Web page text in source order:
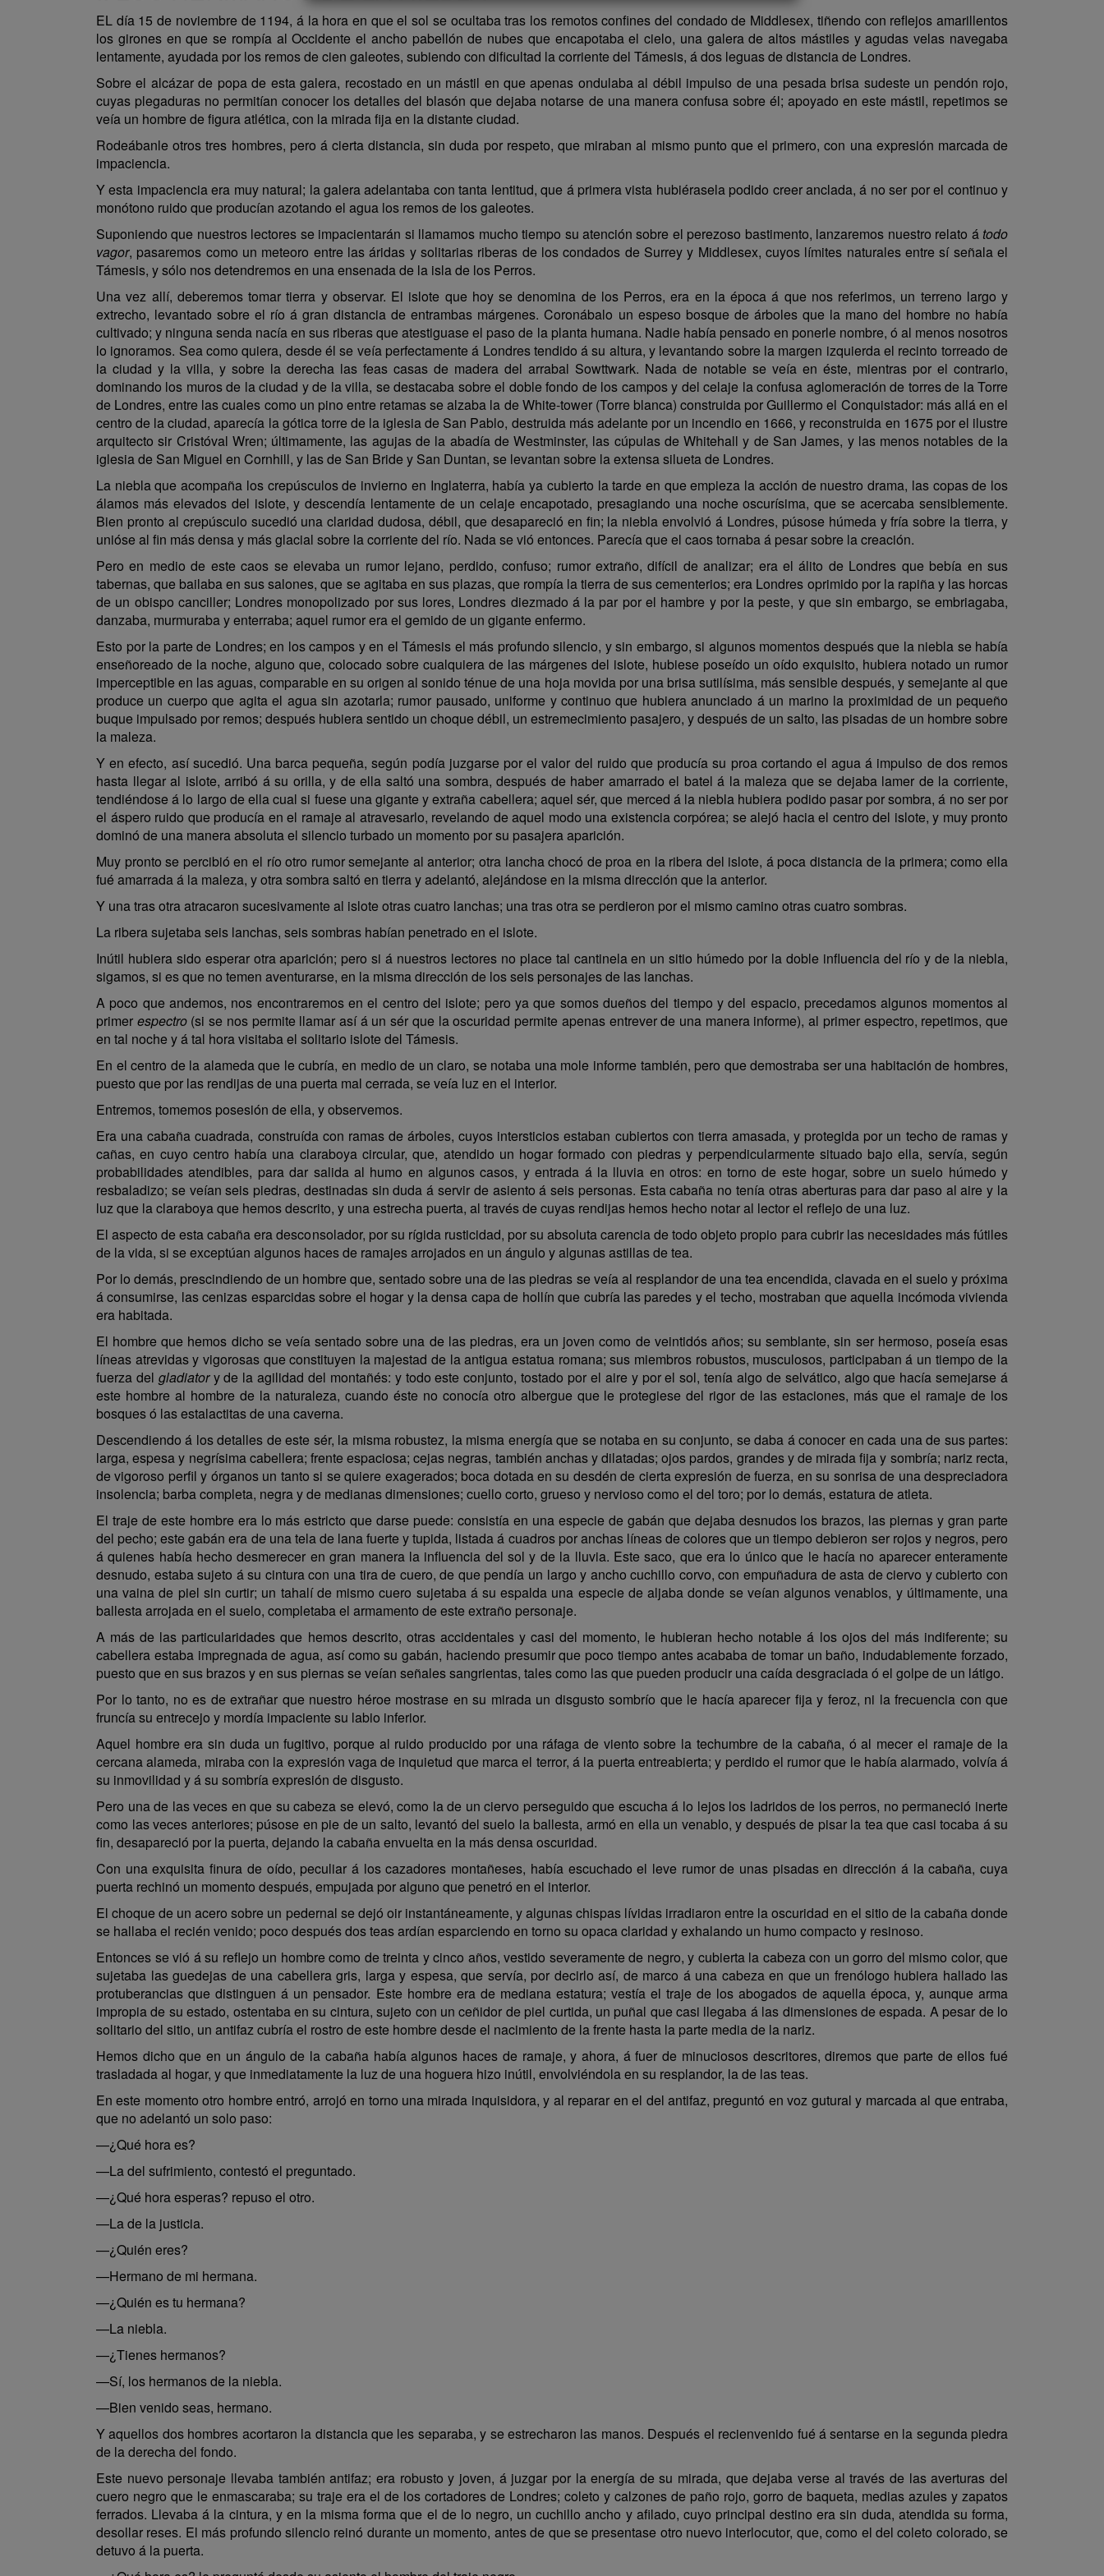
EL día 15 de noviembre de 1194, á la hora en que el sol se ocultaba tras los remotos confines del condado de Middlesex, tiñendo con reflejos amarillentos
los girones en que se rompía al Occidente el ancho pabellón de nubes que encapotaba el cielo, una galera de altos mástiles y agudas velas navegaba
lentamente, ayudada por los remos de cien galeotes, subiendo con dificultad la corriente del Támesis, á dos leguas de distancia de Londres.
Sobre el alcázar de popa de esta galera, recostado en un mástil en que apenas ondulaba al débil impulso de una pesada brisa sudeste un pendón rojo,
cuyas plegaduras no permitían conocer los detalles del blasón que dejaba notarse de una manera confusa sobre él; apoyado en este mástil, repetimos se
veía un hombre de figura atlética, con la mirada fija en la distante ciudad.
Rodeábanle otros tres hombres, pero á cierta distancia, sin duda por respeto, que miraban al mismo punto que el primero, con una expresión marcada de
impaciencia.
Y esta impaciencia era muy natural; la galera adelantaba con tanta lentitud, que á primera vista hubiérasela podido creer anclada, á no ser por el continuo y
monótono ruido que producían azotando el agua los remos de los galeotes.
Suponiendo que nuestros lectores se impacientarán si llamamos mucho tiempo su atención sobre el perezoso bastimento, lanzaremos nuestro relato á todo
vagor, pasaremos como un meteoro entre las áridas y solitarias riberas de los condados de Surrey y Middlesex, cuyos límites naturales entre sí señala el
Támesis, y sólo nos detendremos en una ensenada de la isla de los Perros.
Una vez allí, deberemos tomar tierra y observar. El islote que hoy se denomina de los Perros, era en la época á que nos referimos, un terreno largo y
extrecho, levantado sobre el río á gran distancia de entrambas márgenes. Coronábalo un espeso bosque de árboles que la mano del hombre no había
cultivado; y ninguna senda nacía en sus riberas que atestiguase el paso de la planta humana. Nadie había pensado en ponerle nombre, ó al menos nosotros
lo ignoramos. Sea como quiera, desde él se veía perfectamente á Londres tendido á su altura, y levantando sobre la margen izquierda el recinto torreado de
la ciudad y la villa, y sobre la derecha las feas casas de madera del arrabal Sowttwark. Nada de notable se veía en éste, mientras por el contrario,
dominando los muros de la ciudad y de la villa, se destacaba sobre el doble fondo de los campos y del celaje la confusa aglomeración de torres de la Torre
de Londres, entre las cuales como un pino entre retamas se alzaba la de White-tower (Torre blanca) construida por Guillermo el Conquistador: más allá en el
centro de la ciudad, aparecía la gótica torre de la iglesia de San Pablo, destruida más adelante por un incendio en 1666, y reconstruida en 1675 por el ilustre
arquitecto sir Cristóval Wren; últimamente, las agujas de la abadía de Westminster, las cúpulas de Whitehall y de San James, y las menos notables de la
iglesia de San Miguel en Cornhill, y las de San Bride y San Duntan, se levantan sobre la extensa silueta de Londres.
La niebla que acompaña los crepúsculos de invierno en Inglaterra, había ya cubierto la tarde en que empieza la acción de nuestro drama, las copas de los
álamos más elevados del islote, y descendía lentamente de un celaje encapotado, presagiando una noche oscurísima, que se acercaba sensiblemente.
Bien pronto al crepúsculo sucedió una claridad dudosa, débil, que desapareció en fin; la niebla envolvió á Londres, púsose húmeda y fría sobre la tierra, y
unióse al fin más densa y más glacial sobre la corriente del río. Nada se vió entonces. Parecía que el caos tornaba á pesar sobre la creación.
Pero en medio de este caos se elevaba un rumor lejano, perdido, confuso; rumor extraño, difícil de analizar; era el álito de Londres que bebía en sus
tabernas, que bailaba en sus salones, que se agitaba en sus plazas, que rompía la tierra de sus cementerios; era Londres oprimido por la rapiña y las horcas
de un obispo canciller; Londres monopolizado por sus lores, Londres diezmado á la par por el hambre y por la peste, y que sin embargo, se embriagaba,
danzaba, murmuraba y enterraba; aquel rumor era el gemido de un gigante enfermo.
Esto por la parte de Londres; en los campos y en el Támesis el más profundo silencio, y sin embargo, si algunos momentos después que la niebla se había
enseñoreado de la noche, alguno que, colocado sobre cualquiera de las márgenes del islote, hubiese poseído un oído exquisito, hubiera notado un rumor
imperceptible en las aguas, comparable en su origen al sonido ténue de una hoja movida por una brisa sutilísima, más sensible después, y semejante al que
produce un cuerpo que agita el agua sin azotarla; rumor pausado, uniforme y continuo que hubiera anunciado á un marino la proximidad de un pequeño
buque impulsado por remos; después hubiera sentido un choque débil, un estremecimiento pasajero, y después de un salto, las pisadas de un hombre sobre
la maleza.
Y en efecto, así sucedió. Una barca pequeña, según podía juzgarse por el valor del ruido que producía su proa cortando el agua á impulso de dos remos
hasta llegar al islote, arribó á su orilla, y de ella saltó una sombra, después de haber amarrado el batel á la maleza que se dejaba lamer de la corriente,
tendiéndose á lo largo de ella cual si fuese una gigante y extraña cabellera; aquel sér, que merced á la niebla hubiera podido pasar por sombra, á no ser por
el áspero ruido que producía en el ramaje al atravesarlo, revelando de aquel modo una existencia corpórea; se alejó hacia el centro del islote, y muy pronto
dominó de una manera absoluta el silencio turbado un momento por su pasajera aparición.
Muy pronto se percibió en el río otro rumor semejante al anterior; otra lancha chocó de proa en la ribera del islote, á poca distancia de la primera; como ella
fué amarrada á la maleza, y otra sombra saltó en tierra y adelantó, alejándose en la misma dirección que la anterior.
Y una tras otra atracaron sucesivamente al islote otras cuatro lanchas; una tras otra se perdieron por el mismo camino otras cuatro sombras.
La ribera sujetaba seis lanchas, seis sombras habían penetrado en el islote.
Inútil hubiera sido esperar otra aparición; pero si á nuestros lectores no place tal cantinela en un sitio húmedo por la doble influencia del río y de la niebla,
sigamos, si es que no temen aventurarse, en la misma dirección de los seis personajes de las lanchas.
A poco que andemos, nos encontraremos en el centro del islote; pero ya que somos dueños del tiempo y del espacio, precedamos algunos momentos al
primer espectro(si se nos permite llamar así á un sér que la oscuridad permite apenas entrever de una manera informe), al primer espectro, repetimos, que
en tal noche y á tal hora visitaba el solitario islote del Támesis.
En el centro de la alameda que le cubría, en medio de un claro, se notaba una mole informe también, pero que demostraba ser una habitación de hombres,
puesto que por las rendijas de una puerta mal cerrada, se veía luz en el interior.
Entremos, tomemos posesión de ella, y observemos.
Era una cabaña cuadrada, construída con ramas de árboles, cuyos intersticios estaban cubiertos con tierra amasada, y protegida por un techo de ramas y
cañas, en cuyo centro había una claraboya circular, que, atendido un hogar formado con piedras y perpendicularmente situado bajo ella, servía, según
probabilidades atendibles, para dar salida al humo en algunos casos, y entrada á la lluvia en otros: en torno de este hogar, sobre un suelo húmedo y
resbaladizo; se veían seis piedras, destinadas sin duda á servir de asiento á seis personas. Esta cabaña no tenía otras aberturas para dar paso al aire y la
luz que la claraboya que hemos descrito, y una estrecha puerta, al través de cuyas rendijas hemos hecho notar al lector el reflejo de una luz.
El aspecto de esta cabaña era desconsolador, por su rígida rusticidad, por su absoluta carencia de todo objeto propio para cubrir las necesidades más fútiles
de la vida, si se exceptúan algunos haces de ramajes arrojados en un ángulo y algunas astillas de tea.
Por lo demás, prescindiendo de un hombre que, sentado sobre una de las piedras se veía al resplandor de una tea encendida, clavada en el suelo y próxima
á consumirse, las cenizas esparcidas sobre el hogar y la densa capa de hollín que cubría las paredes y el techo, mostraban que aquella incómoda vivienda
era habitada.
El hombre que hemos dicho se veía sentado sobre una de las piedras, era un joven como de veintidós años; su semblante, sin ser hermoso, poseía esas
líneas atrevidas y vigorosas que constituyen la majestad de la antigua estatua romana; sus miembros robustos, musculosos, participaban á un tiempo de la
fuerza del gladiatory de la agilidad del montañés: y todo este conjunto, tostado por el aire y por el sol, tenía algo de selvático, algo que hacía semejarse á
este hombre al hombre de la naturaleza, cuando éste no conocía otro albergue que le protegiese del rigor de las estaciones, más que el ramaje de los
bosques ó las estalactitas de una caverna.
Descendiendo á los detalles de este sér, la misma robustez, la misma energía que se notaba en su conjunto, se daba á conocer en cada una de sus partes:
larga, espesa y negrísima cabellera; frente espaciosa; cejas negras, también anchas y dilatadas; ojos pardos, grandes y de mirada fija y sombría; nariz recta,
de vigoroso perfil y órganos un tanto si se quiere exagerados; boca dotada en su desdén de cierta expresión de fuerza, en su sonrisa de una despreciadora
insolencia; barba completa, negra y de medianas dimensiones; cuello corto, grueso y nervioso como el del toro; por lo demás, estatura de atleta.
El traje de este hombre era lo más estricto que darse puede: consistía en una especie de gabán que dejaba desnudos los brazos, las piernas y gran parte
del pecho; este gabán era de una tela de lana fuerte y tupida, listada á cuadros por anchas líneas de colores que un tiempo debieron ser rojos y negros, pero
á quienes había hecho desmerecer en gran manera la influencia del sol y de la lluvia. Este saco, que era lo único que le hacía no aparecer enteramente
desnudo, estaba sujeto á su cintura con una tira de cuero, de que pendía un largo y ancho cuchillo corvo, con empuñadura de asta de ciervo y cubierto con
una vaina de piel sin curtir; un tahalí de mismo cuero sujetaba á su espalda una especie de aljaba donde se veían algunos venablos, y últimamente, una
ballesta arrojada en el suelo, completaba el armamento de este extraño personaje.
A más de las particularidades que hemos descrito, otras accidentales y casi del momento, le hubieran hecho notable á los ojos del más indiferente; su
cabellera estaba impregnada de agua, así como su gabán, haciendo presumir que poco tiempo antes acababa de tomar un baño, indudablemente forzado,
puesto que en sus brazos y en sus piernas se veían señales sangrientas, tales como las que pueden producir una caída desgraciada ó el golpe de un látigo.
Por lo tanto, no es de extrañar que nuestro héroe mostrase en su mirada un disgusto sombrío que le hacía aparecer fija y feroz, ni la frecuencia con que
fruncía su entrecejo y mordía impaciente su labio inferior.
Aquel hombre era sin duda un fugitivo, porque al ruido producido por una ráfaga de viento sobre la techumbre de la cabaña, ó al mecer el ramaje de la
cercana alameda, miraba con la expresión vaga de inquietud que marca el terror, á la puerta entreabierta; y perdido el rumor que le había alarmado, volvía á
su inmovilidad y á su sombría expresión de disgusto.
Pero una de las veces en que su cabeza se elevó, como la de un ciervo perseguido que escucha á lo lejos los ladridos de los perros, no permaneció inerte
como las veces anteriores; púsose en pie de un salto, levantó del suelo la ballesta, armó en ella un venablo, y después de pisar la tea que casi tocaba á su
fin, desapareció por la puerta, dejando la cabaña envuelta en la más densa oscuridad.
Con una exquisita finura de oído, peculiar á los cazadores montañeses, había escuchado el leve rumor de unas pisadas en dirección á la cabaña, cuya
puerta rechinó un momento después, empujada por alguno que penetró en el interior.
El choque de un acero sobre un pedernal se dejó oir instantáneamente, y algunas chispas lívidas irradiaron entre la oscuridad en el sitio de la cabaña donde
se hallaba el recién venido; poco después dos teas ardían esparciendo en torno su opaca claridad y exhalando un humo compacto y resinoso.
Entonces se vió á su reflejo un hombre como de treinta y cinco años, vestido severamente de negro, y cubierta la cabeza con un gorro del mismo color, que
sujetaba las guedejas de una cabellera gris, larga y espesa, que servía, por decirlo así, de marco á una cabeza en que un frenólogo hubiera hallado las
protuberancias que distinguen á un pensador. Este hombre era de mediana estatura; vestía el traje de los abogados de aquella época, y, aunque arma
impropia de su estado, ostentaba en su cintura, sujeto con un ceñidor de piel curtida, un puñal que casi llegaba á las dimensiones de espada. A pesar de lo
solitario del sitio, un antifaz cubría el rostro de este hombre desde el nacimiento de la frente hasta la parte media de la nariz.
Hemos dicho que en un ángulo de la cabaña había algunos haces de ramaje, y ahora, á fuer de minuciosos descritores, diremos que parte de ellos fué
trasladada al hogar, y que inmediatamente la luz de una hoguera hizo inútil, envolviéndola en su resplandor, la de las teas.
En este momento otro hombre entró, arrojó en torno una mirada inquisidora, y al reparar en el del antifaz, preguntó en voz gutural y marcada al que entraba,
que no adelantó un solo paso:
—¿Qué hora es?
—La del sufrimiento, contestó el preguntado.
—¿Qué hora esperas? repuso el otro.
—La de la justicia.
—¿Quién eres?
—Hermano de mi hermana.
—¿Quién es tu hermana?
—La niebla.
—¿Tienes hermanos?
—Sí, los hermanos de la niebla.
—Bien venido seas, hermano.
Y aquellos dos hombres acortaron la distancia que les separaba, y se estrecharon las manos. Después el recienvenido fué á sentarse en la segunda piedra
de la derecha del fondo.
Este nuevo personaje llevaba también antifaz; era robusto y joven, á juzgar por la energía de su mirada, que dejaba verse al través de las averturas del
cuero negro que le enmascaraba; su traje era el de los cortadores de Londres; coleto y calzones de paño rojo, gorro de baqueta, medias azules y zapatos
ferrados. Llevaba á la cintura, y en la misma forma que el de lo negro, un cuchillo ancho y afilado, cuyo principal destino era sin duda, atendida su forma,
desollar reses. El más profundo silencio reinó durante un momento, antes de que se presentase otro nuevo interlocutor, que, como el del coleto colorado, se
detuvo á la puerta.